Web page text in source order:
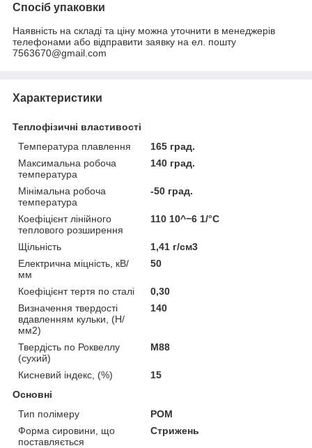
Спосіб упаковки
Наявність на складі та ціну можна уточнити в менеджерів
телефонами або відправити заявку на ел. пошту
7563670@gmail.com
Характеристики
Теплофізичні властивості
Температура плавлення
165 град.
Максимальна робоча
температура
140 град.
Мінімальна робоча
температура
-50 град.
Коефіцієнт лінійного
теплового розширення
110 10^−6 1/°C
Щільність
1,41 г/см3
Електрична міцність, кВ/
мм
50
Коефіцієнт тертя по сталі
0,30
Визначення твердості
вдавленням кульки, (Н/
мм2)
140
Твердість по Роквеллу
(сухий)
М88
Кисневий індекс, (%)
15
Основні
Тип полімеру
POM
Форма сировини, що
поставляється
Стрижень